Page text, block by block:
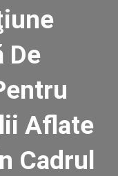
De
Aflate
Cadrul